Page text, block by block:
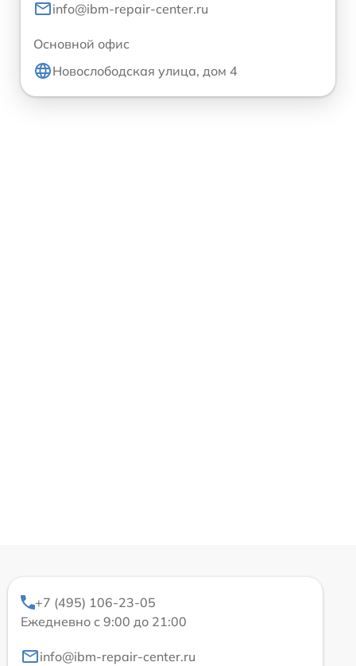
info@ibm-repair-center.ru
Основной офис
Новослободская улица, дом 4
+7 (495) 106-23-05
Ежедневно с 9:00 до 21:00
info@ibm-repair-center.ru